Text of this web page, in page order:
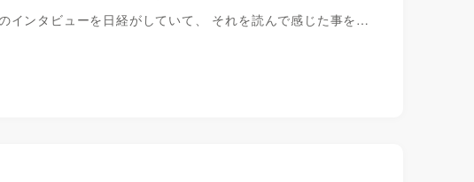
インタビューを日経がしていて、 それを読んで感じた事を…